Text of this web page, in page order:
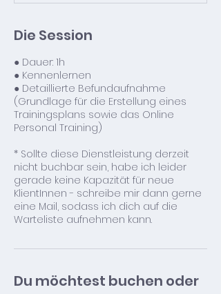
Die Session
● Dauer: 1h
● Kennenlernen
● Detaillierte Befundaufnahme
(Grundlage für die Erstellung eines
Trainingsplans sowie das Online
Personal Training)
* Sollte diese Dienstleistung derzeit
nicht buchbar sein, habe ich leider
gerade keine Kapazität für neue
KlientInnen - schreibe mir dann gerne
eine Mail, sodass ich dich auf die
Warteliste aufnehmen kann.
Du möchtest buchen oder